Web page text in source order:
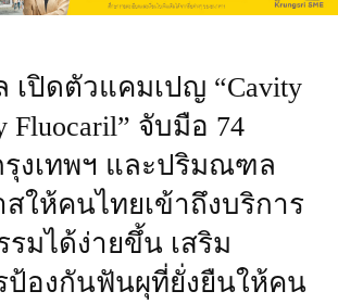
เปิดตัวแคมเปญ “Cavity
Fluocaril” จับมือ 74
งเทพฯ และปริมณฑล
ให้คนไทยเข้าถึงบริการ
มได้ง่ายขึ้น เสริม
ป้องกันฟันผุที่ยั่งยืนให้คน